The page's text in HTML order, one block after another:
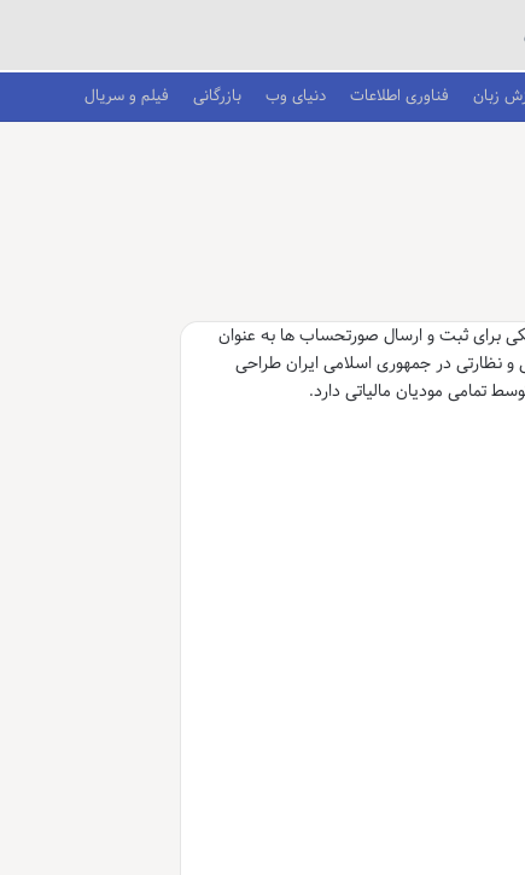
زبان فناوری اطلاعات دنیای وب بازرگانی فیلم و سریال
برای ثبت و ارسال صورتحساب ها به عنوان
نظارتی در جمهوری اسلامی ایران طراحی
تمامی مودیان مالیاتی دارد.